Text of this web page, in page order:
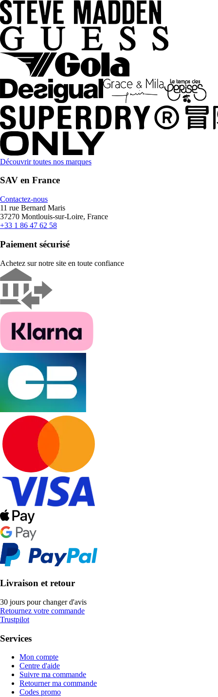
Découvrir toutes nos marques
SAV en France
Contactez-nous
11 rue Bernard Maris
37270 Montlouis-sur-Loire, France
+33 1 86 47 62 58
Paiement sécurisé
Achetez sur notre site en toute confiance
Livraison et retour
30 jours pour changer d'avis
Retournez votre commande
Trustpilot
Services
Mon compte
Centre d'aide
Suivre ma commande
Retourner ma commande
Codes promo